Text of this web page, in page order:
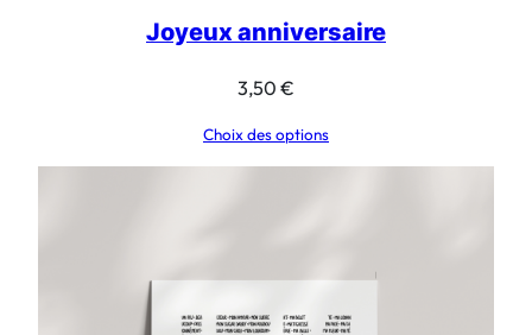
Joyeux anniversaire
3,50 €
Choix des options